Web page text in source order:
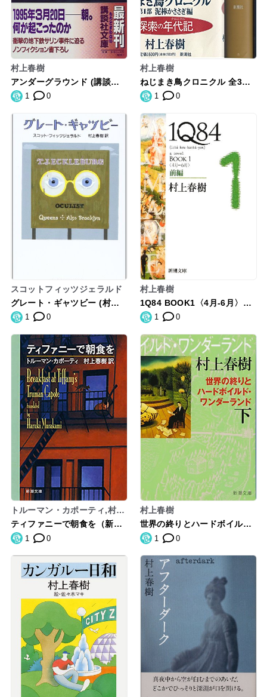
村上春樹
アンダーグラウンド (講談社
文庫)1 0
村上春樹
ねじまき鳥クロニクル 全3巻
セット
1 0
スコットフィッツジェラルド
グレート・ギャツビー (村上
春樹翻訳ライブラリー)
1 0
村上春樹
1Q84 BOOK1〈4月‐6月〉前
編 (新潮文庫)
1 0
トルーマン・カポーティ,村上
春樹
ティファニーで朝食を（新潮
文庫）
1 0
村上春樹
世界の終りとハードボイル
ド・ワンダーランド 下巻 (新
潮文庫)
1 0